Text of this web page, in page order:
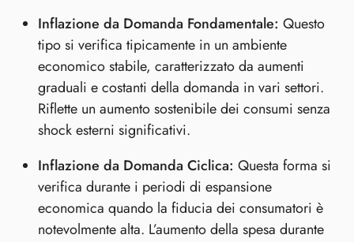
Inflazione da Domanda Fondamentale: Questo
tipo si verifica tipicamente in un ambiente
economico stabile, caratterizzato da aumenti
graduali e costanti della domanda in vari settori.
Riflette un aumento sostenibile dei consumi senza
shock esterni significativi.
Inflazione da Domanda Ciclica: Questa forma si
verifica durante i periodi di espansione
economica quando la fiducia dei consumatori è
notevolmente alta. L’aumento della spesa durante